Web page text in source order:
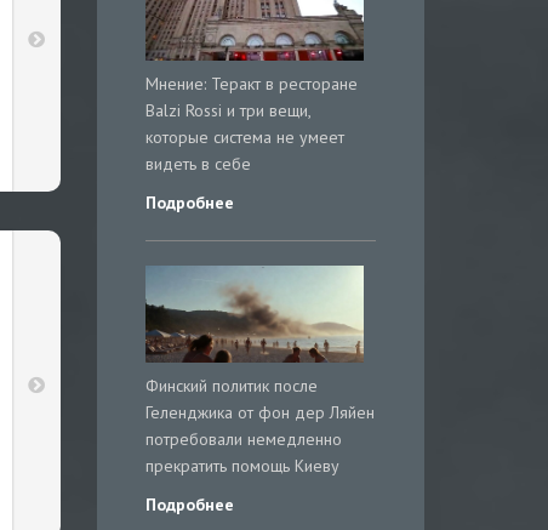
Мнение: Теракт в ресторане
Balzi Rossi и три вещи,
которые система не умеет
видеть в себе
Подробнее
Финский политик после
Геленджика от фон дер Ляйен
потребовали немедленно
прекратить помощь Киеву
Подробнее